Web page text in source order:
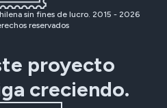
sin fines de lucro. 2015 - 2026
reservados
proyecto
creciendo.